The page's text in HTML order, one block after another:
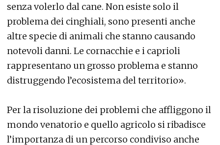
senza volerlo dal cane. Non esiste solo il
problema dei cinghiali, sono presenti anche
altre specie di animali che stanno causando
notevoli danni. Le cornacchie e i caprioli
rappresentano un grosso problema e stanno
distruggendo l’ecosistema del territorio».
Per la risoluzione dei problemi che affliggono il
mondo venatorio e quello agricolo si ribadisce
l’importanza di un percorso condiviso anche